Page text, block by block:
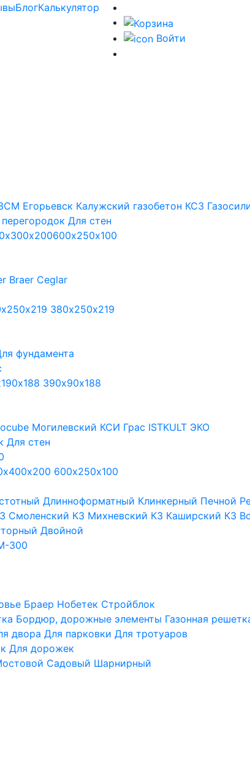
БлогКалькулятор
Войти
Егорьевск Калужский газобетон КСЗ
Для стен
600х250х100
Braer Ceglar
380х250х219
фундамента
390х90х188
Могилевский КСИ Грас ISTKULT ЭКО
Для стен
600х250х100
Длинноформатный Клинкерный Печной
Смоленский КЗ Михневский КЗ Каширский КЗ
Двойной
300
Браер Нобетек Стройблок
Бордюр, дорожные элементы Газонная
двора Для парковки Для тротуаров
Для дорожек
Садовый Шарнирный